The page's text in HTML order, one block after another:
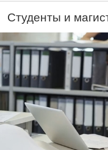
Студенты и